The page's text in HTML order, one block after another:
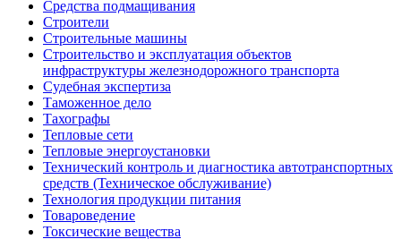
Средства подмащивания
Строители
Строительные машины
Строительство и эксплуатация объектов
инфраструктуры железнодорожного транспорта
Судебная экспертиза
Таможенное дело
Тахографы
Тепловые сети
Тепловые энергоустановки
Технический контроль и диагностика автотранспортных
средств (Техническое обслуживание)
Технология продукции питания
Товароведение
Токсические вещества